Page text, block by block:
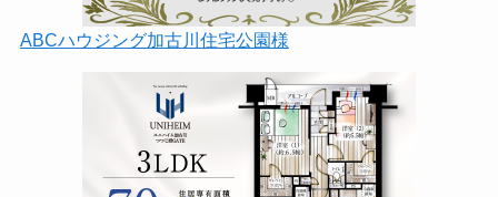
ABCハウジング加古川住宅公園様